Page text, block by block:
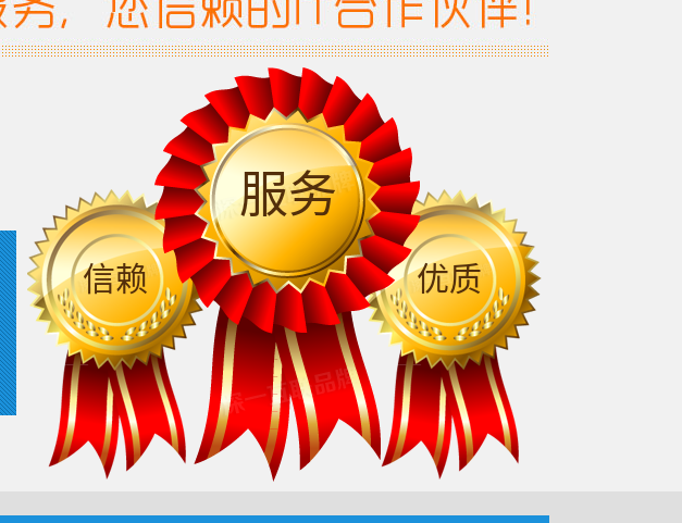
信赖
服务
优质